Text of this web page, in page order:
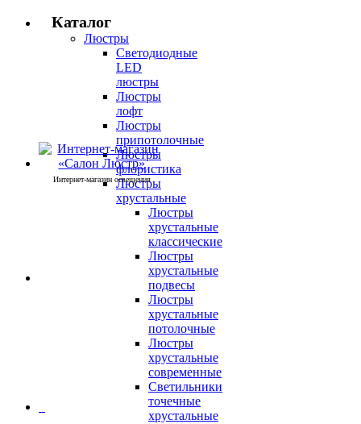
Каталог
Люстры
Светодиодные
LED
люстры
Люстры
лофт
Люстры
припотолочные
Люстры
флористика
Люстры
хрустальные
Люстры
хрустальные
классические
Люстры
хрустальные
подвесы
Люстры
хрустальные
потолочные
Люстры
хрустальные
современные
Светильники
точечные
хрустальные
Интернет-магазин освещения